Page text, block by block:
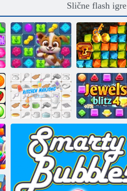
Slične flash igre
Priča o psećoj
zagonetki
Zlatna groznica:
Treasure Hunter
Kuhinja
Mahjong
Jewel blitz 4